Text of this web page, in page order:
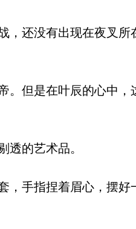
还没有出现在夜叉所
但是在叶辰的心中，
的艺术品。
手指捏着眉心，摆好